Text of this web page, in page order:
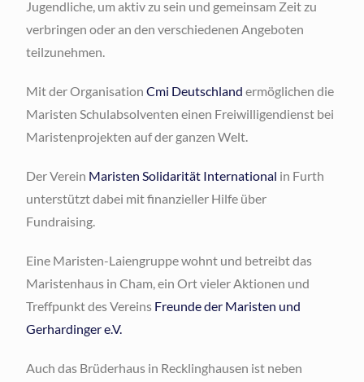
Jugendliche, um aktiv zu sein und gemeinsam Zeit zu
verbringen oder an den verschiedenen Angeboten
teilzunehmen.
Mit der OrganisationCmi Deutschland ermöglichen die
Maristen Schulabsolventen einen Freiwilligendienst bei
Maristenprojekten auf der ganzen Welt.
Der Verein Maristen Solidarität International in Furth
unterstützt dabei mit finanzieller Hilfe über
Fundraising.
Eine Maristen-Laiengruppe wohnt und betreibt das
Maristenhaus in Cham, ein Ort vieler Aktionen und
Treffpunkt des Vereins Freunde der Maristen und
Gerhardinger e.V.
Auch das Brüderhaus in Recklinghausen ist neben